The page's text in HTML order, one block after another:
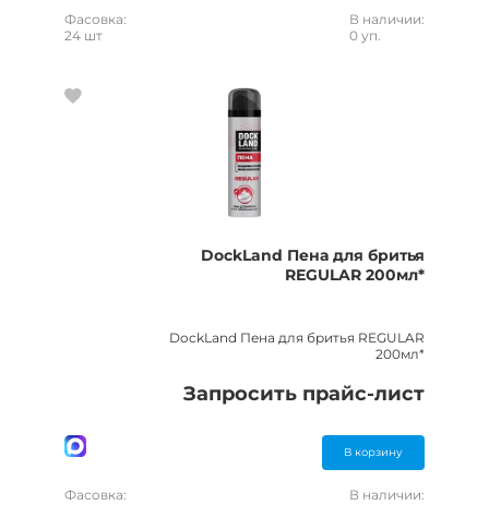
Фасовка:
24 шт
В наличии:
0 уп.
DockLand Пена для бритья
REGULAR 200мл*
DockLand Пена для бритья REGULAR
200мл*
Запросить прайс-лист
В корзину
Фасовка:
В наличии: